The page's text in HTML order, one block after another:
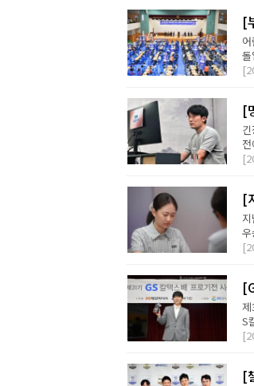
[
돌
[
[
우
S
[